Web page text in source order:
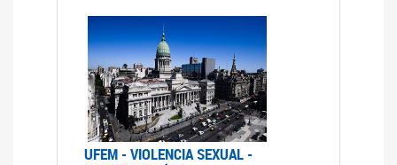
UFEM - VIOLENCIA SEXUAL -